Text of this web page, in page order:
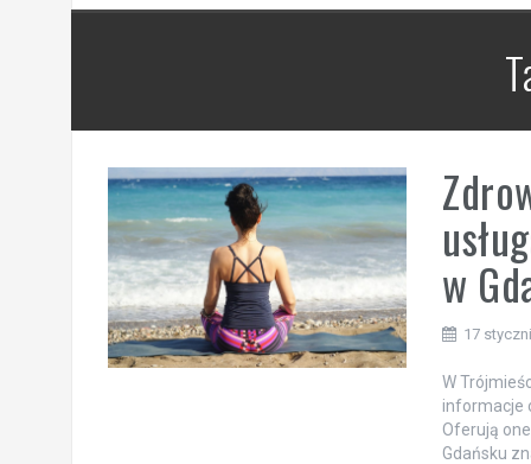
w
17
W
informacje
Oferują
Gdańsku